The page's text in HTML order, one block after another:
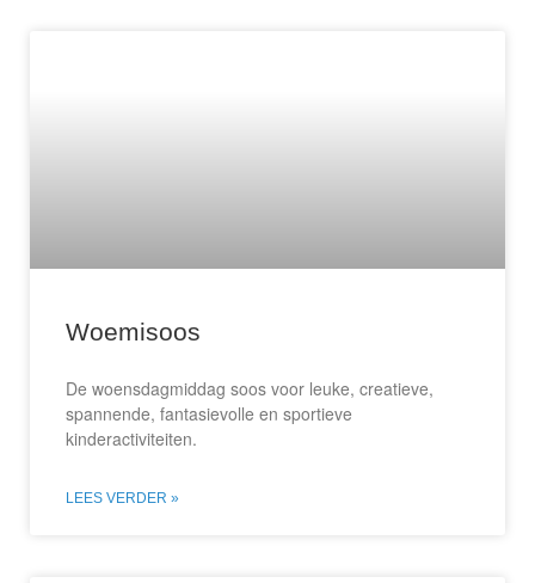
Woemisoos
De woensdagmiddag soos voor leuke, creatieve,
spannende, fantasievolle en sportieve
kinderactiviteiten.
LEES VERDER »